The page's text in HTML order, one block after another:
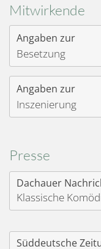
Mitwirkende
Angaben zur
Besetzung
Angaben zur
Inszenierung
Presse
Dachauer
Klassische
Süddeutsche